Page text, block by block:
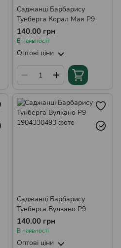
Саджанці Барбарису
Тунберга Корал Мая Р9
140.00 грн
В наявності
Оптові ціни
Саджанці Барбарису
Тунберга Вулкано Р9
140.00 грн
В наявності
Оптові ціни